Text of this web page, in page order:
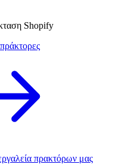
Shopify
πρακτόρων μας